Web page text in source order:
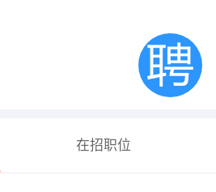
在招职位